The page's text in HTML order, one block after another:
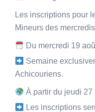
Les inscriptions pour
Mineurs des
Du mercredi 19
Semaine
Achicouriens.
À partir du jeudi 27
Les inscriptions